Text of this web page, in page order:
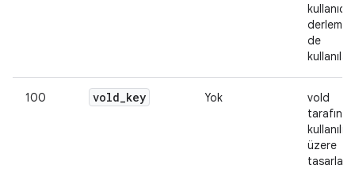
kullanıcı
de
100 vold_key Yok
vold
üzere